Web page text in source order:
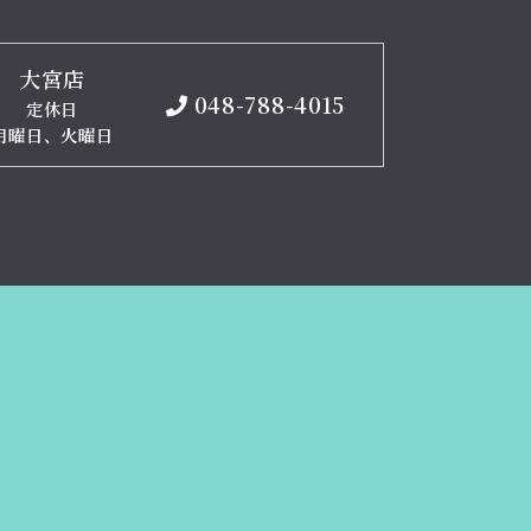
大宮店
定休日
曜日、火曜日
048-788-4015